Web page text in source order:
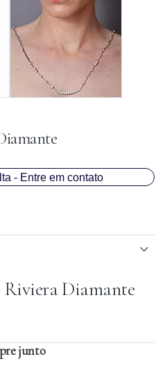
- Entre em contato
Diamante
junto